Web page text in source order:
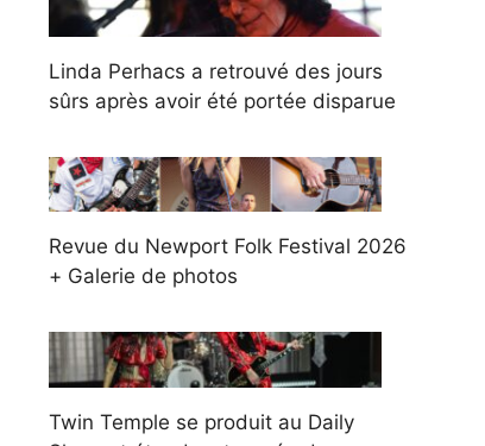
Linda Perhacs a retrouvé des jours
sûrs après avoir été portée disparue
Revue du Newport Folk Festival 2026
+ Galerie de photos
Twin Temple se produit au Daily